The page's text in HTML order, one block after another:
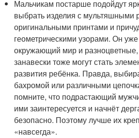
Мальчикам постарше подойдут
выбрать изделия с мультяшными
оригинальными принтами и
геометрическими узорами. Он
окружающий мир и разноцветные,
занавески тоже могут стать
развития ребёнка. Правда,
бахромой или различными
помните, что подрастающий
ими заинтересуется и начнёт
безопасно. Поэтому лучше их
«навсегда».